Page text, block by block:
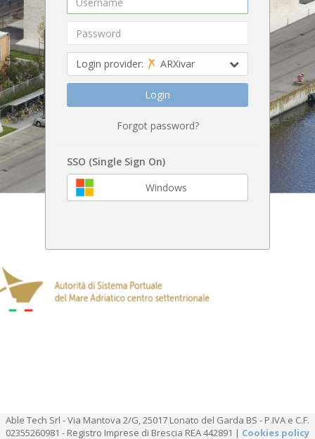
Login provider: ARXivar
Login
Forgot password?
SSO (Single Sign On)
Windows
Able Tech Srl - Via Mantova 2/G, 25017 Lonato del Garda BS - P.IVA e C.F.
02355260981 - Registro Imprese di Brescia REA 442891 | Cookies policy